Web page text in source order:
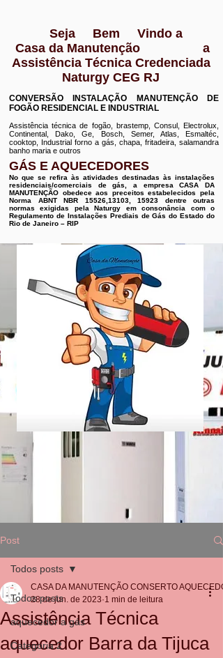
Seja Bem Vindo a
Casa da Manutenção a
Assistência Técnica Credenciada
Naturgy CEG RJ
CONVERSÃO INSTALAÇÃO MANUTENÇÃO DE
FOGÃO RESIDENCIAL E INDUSTRIAL
Assistência técnica de fogão, brastemp, Consul, Electrolux,
Continental, Dako, Ge, Bosch, Semer, Atlas, Esmaltéc,
cooktop, Industrial forno a gás, chapa, fritadeira, salamandra
banho maria e outros
GÁS E AQUECEDORES
No que se refira às atividades destinadas às instalações
residenciais/comerciais de gás, a empresa CASA DA
MANUTENÇÃO obedece aos preceitos estabelecidos pela
Norma ABNT NBR 15526,13103, 15923 dentre outras
normas exigidas pela Naturgy em consonância com o
Regulamento de Instalações Prediais de Gás do Estado do
Rio de Janeiro – RIP
Post
Todos posts
aquecedor a gás
Categoria 2
Todos posts
Assistência Técnica
aquecedor Barra da Tijuca
CASA DA MANUTENÇÃO CONSERTO
28 de jun. de 2023 1 min de leitura